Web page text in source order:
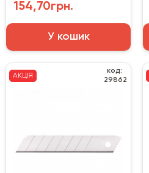
154,70грн.
У кошик
АКЦІЯ
код:
29862